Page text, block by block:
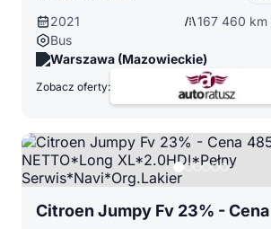
2021
167 460 km
Bus
Warszawa (Mazowieckie)
Zobacz oferty: